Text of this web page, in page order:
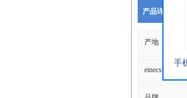
产品详细说明
产地
einecs编号
手